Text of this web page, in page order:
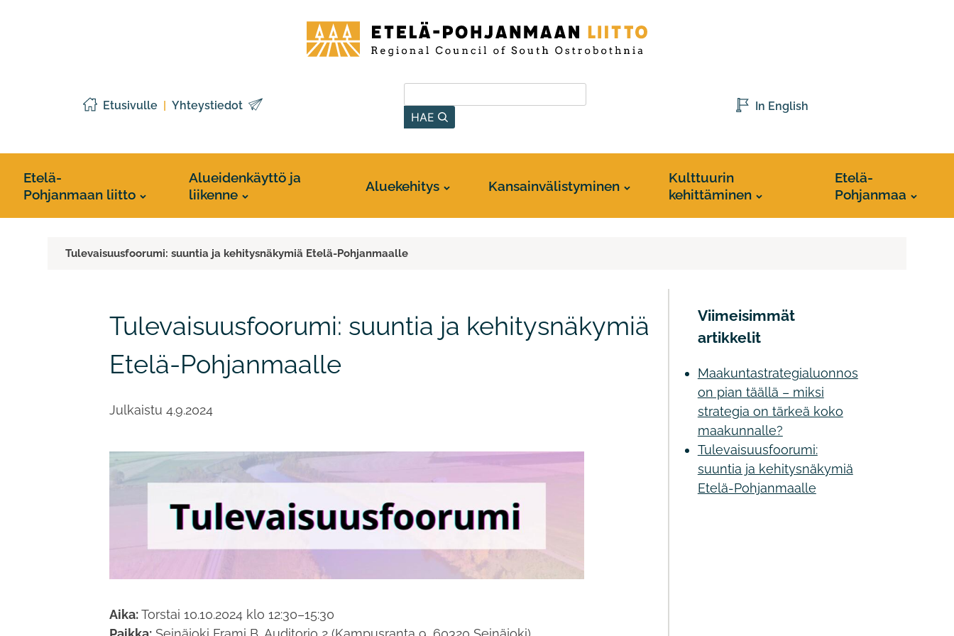
Pohjanmaan
liitto
Etusivulle Yhteystiedot
HAE
In English
Etelä-
Pohjanmaan liitto
Alueidenkäyttö ja
liikenne
Aluekehitys Kansainvälistyminen
Kulttuurin
kehittäminen
Etelä-
Pohjanmaa
Tulevaisuusfoorumi: suuntia ja kehitysnäkymiä Etelä-Pohjanmaalle
Tulevaisuusfoorumi: suuntia ja kehitysnäkymiä
Etelä-Pohjanmaalle
Julkaistu4.9.2024
Aika:Torstai 10.10.2024 klo 12:30–15:30
Viimeisimmät
artikkelit
Maakuntastrategialuonnos
on pian täällä – miksi
strategia on tärkeä koko
maakunnalle?
Tulevaisuusfoorumi:
suuntia ja kehitysnäkymiä
Etelä-Pohjanmaalle